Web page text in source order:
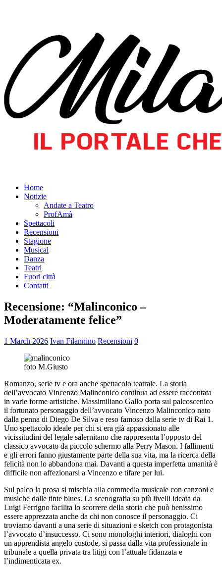
Home
Notizie
Andate a Teatro
ProfAmà
Spettacoli
Recensioni
Stagione
Musical
Danza
Teatri
Fuori città
Contatti
Recensione: “Malinconico –
Moderatamente felice”
1 March 2026 Ivan Filannino Recensioni 0
foto M.Giusto
Romanzo, serie tv e ora anche spettacolo teatrale. La storia
dell’avvocato Vincenzo Malinconico continua ad essere raccontata
in varie forme artistiche. Massimiliano Gallo porta sul palcoscenico
il fortunato personaggio dell’avvocato Vincenzo Malinconico nato
dalla penna di Diego De Silva e reso famoso dalla serie tv di Rai 1.
Uno spettacolo ideale per chi si era già appassionato alle
vicissitudini del legale salernitano che rappresenta l’opposto del
classico avvocato da piccolo schermo alla Perry Mason. I fallimenti
e gli errori fanno giustamente parte della sua vita, ma la ricerca della
felicità non lo abbandona mai. Davanti a questa imperfetta umanità è
difficile non affezionarsi a Vincenzo e tifare per lui.
Sul palco la prosa si mischia alla commedia musicale con canzoni e
musiche dalle tinte blues. La scenografia su più livelli ideata da
Luigi Ferrigno facilita lo scorrere della storia che può benissimo
essere apprezzata anche da chi non conosce il personaggio. Ci
troviamo davanti a una serie di situazioni e sketch con protagonista
l’avvocato d’insuccesso. Ci sono monologhi interiori, dialoghi con
un apprendista angelo custode, si passa dalla vita professionale in
tribunale a quella privata tra litigi con l’attuale fidanzata e
l’indimenticata ex.